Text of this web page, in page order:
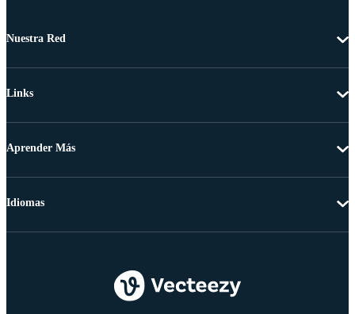
Nuestra Red
Links
Aprender Más
Idiomas